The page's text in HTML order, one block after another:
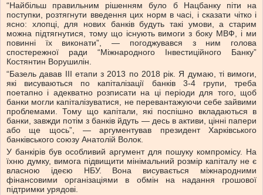
“Найбільш правильним рішенням було б Нацбанку піти на
поступки, розтягнути введення цих норм в часі, і сказати чітко і
ясно: хлопці, для нових банків будуть такі умови, а старим
можна підтягнутися, тому що існують вимоги з боку МВФ, і ми
повинні їх виконати”, — погоджувався з ним голова
спостережної ради “Міжнародного Інвестиційного Банку”
Костянтин Ворушилін.
“Базель давав III етапи з 2013 по 2018 рік. Я думаю, ті вимоги,
які висуваються по капіталізації банків 3-4 групи, треба
поетапно і адекватно розписати на ці періоди для того, щоб
банки могли капіталізуватися, не перевантажуючи себе зайвими
проблемами. Тому що капітали, які поспішно вкладаються в
банки, завжди потім з банків йдуть — десь в активи, цінні папери
або ще щось”, — аргументував президент Харківського
банківського союзу Анатолій Волок.
У банкірів був особливий аргумент для пошуку компромісу. На
їхню думку, вимога підвищити мінімальний розмір капіталу не є
власною ідеєю НБУ. Вона висувається міжнародними
фінансовими організаціями в обмін на надання грошової
підтримки урядові.